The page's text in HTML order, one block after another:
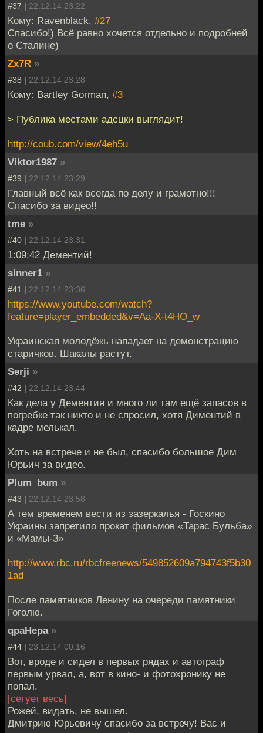
#37 | 22.12.14 23:22
Кому: Ravenblack, #27
Спасибо!) Всё равно хочется отдельно и подробней
о Сталине)
Zx7R »
#38 | 22.12.14 23:28
Кому: Bartley Gorman, #3
> Публика местами адсцки выглядит!
http://coub.com/view/4eh5u
Viktor1987 »
#39 | 22.12.14 23:29
Главный всё как всегда по делу и грамотно!!!
Спасибо за видео!!
tme »
#40 | 22.12.14 23:31
1:09:42 Дементий!
sinner1 »
#41 | 22.12.14 23:36
https://www.youtube.com/watch?
feature=player_embedded&v=Aa-X-t4HO_w
Украинская молодёжь нападает на демонстрацию
старичков. Шакалы растут.
Serji »
#42 | 22.12.14 23:44
Как дела у Дементия и много ли там ещё запасов в
погребке так никто и не спросил, хотя Диментий в
кадре мелькал.
Хоть на встрече и не был, спасибо большое Дим
Юрьич за видео.
Plum_bum »
#43 | 22.12.14 23:58
А тем временем вести из зазеркалья - Госкино
Украины запретило прокат фильмов «Тарас Бульба»
и «Мамы-3»
http://www.rbc.ru/rbcfreenews/549852609a794743f5b30
1ad
После памятников Ленину на очереди памятники
Гоголю.
qpaHepa »
#44 | 23.12.14 00:16
Вот, вроде и сидел в первых рядах и автограф
первым урвал, а, вот в кино- и фотохронику не
попал.
[сетует весь]
Рожей, видать, не вышел.
Дмитрию Юрьевичу спасибо за встречу! Вас и